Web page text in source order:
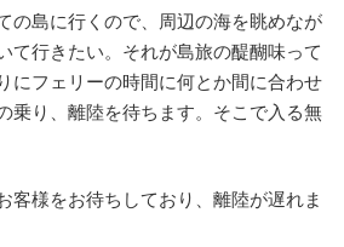
の島に行くので、周辺の海を眺めなが
て行きたい。それが島旅の醍醐味って
にフェリーの時間に何とか間に合わせ
乗り、離陸を待ちます。そこで入る無
客様をお待ちしており、離陸が遅れま